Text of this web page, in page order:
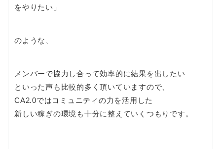
をやりたい」
のような、
メンバーで協力し合って効率的に結果を出したい
といった声も比較的多く頂いていますので、
CA2.0ではコミュニティの力を活用した
新しい稼ぎの環境も十分に整えていくつもりです。